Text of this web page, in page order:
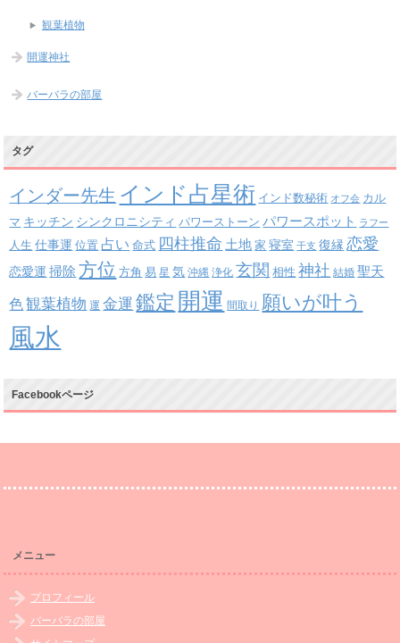
観葉植物
開運神社
バーバラの部屋
タグ
インダー先生 インド占星術 インド数秘術 オフ会 カル
マ キッチン シンクロニシティ パワーストーン パワースポット ラフー
人生 仕事運 位置 占い 命式 四柱推命 土地 家 寝室 干支 復縁 恋愛
恋愛運 掃除 方位 方角 易 星 気 沖縄 浄化 玄関 相性 神社 結婚 聖天
色 観葉植物 運 金運 鑑定 開運 間取り 願いが叶う
風水
Facebookページ
メニュー
プロフィール
バーバラの部屋